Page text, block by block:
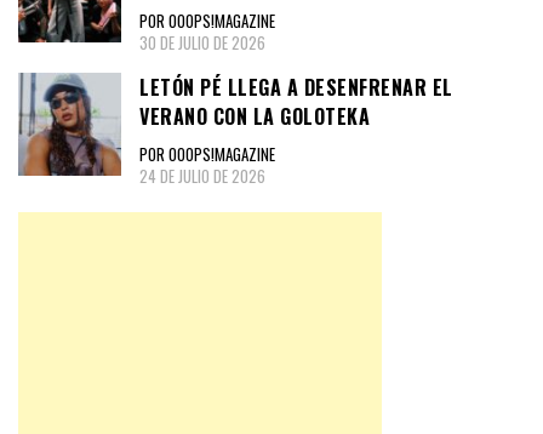
POR OOOPS!MAGAZINE
30 DE JULIO DE 2026
LETÓN PÉ LLEGA A DESENFRENAR EL
VERANO CON LA GOLOTEKA
POR OOOPS!MAGAZINE
24 DE JULIO DE 2026